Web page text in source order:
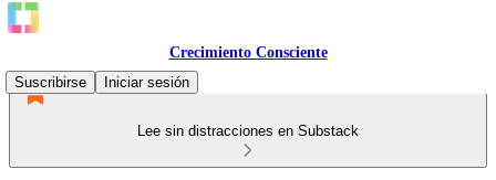
Crecimiento Consciente
Suscribirse
Iniciar sesión
Lee sin distracciones en Substack